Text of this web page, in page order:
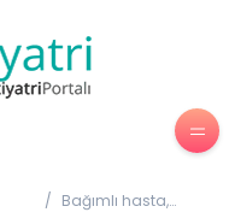
/ Bağımlı hasta,